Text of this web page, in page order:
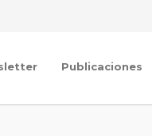
Publicaciones